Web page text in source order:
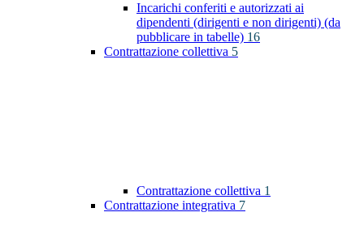
Incarichi conferiti e autorizzati ai
dipendenti (dirigenti e non dirigenti) (da
pubblicare in tabelle) 16
Contrattazione collettiva 5
Contrattazione collettiva 1
Contrattazione integrativa 7